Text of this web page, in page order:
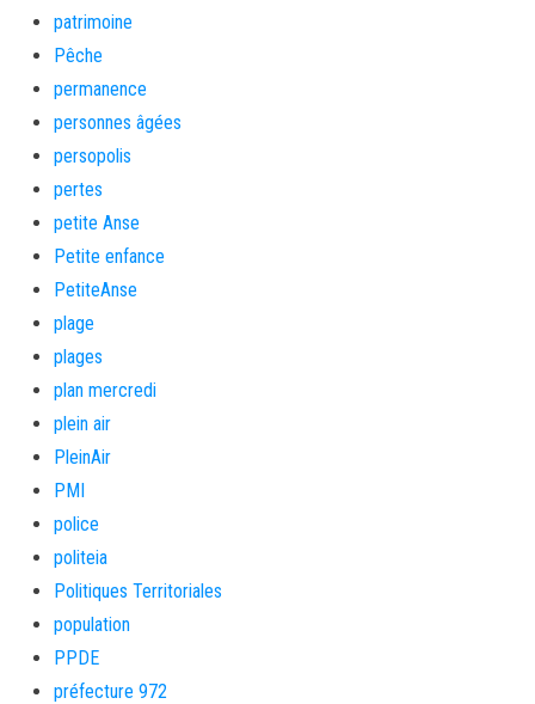
patrimoine
Pêche
permanence
personnes âgées
persopolis
pertes
petite Anse
Petite enfance
PetiteAnse
plage
plages
plan mercredi
plein air
PleinAir
PMI
police
politeia
Politiques Territoriales
population
PPDE
préfecture 972